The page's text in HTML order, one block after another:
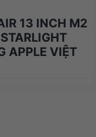
13 INCH M2
APPLE VIỆT